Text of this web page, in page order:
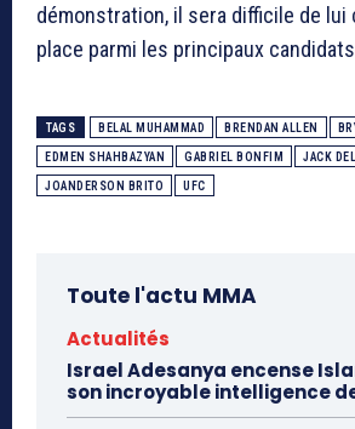
démonstration, il sera difficile de
place parmi les principaux
TAGS BELAL MUHAMMAD BRENDAN ALLEN
EDMEN SHAHBAZYAN GABRIEL BONFIM JACK
JOANDERSON BRITO UFC
Toute l'actu MMA
Actualités
Israel Adesanya encense
son incroyable intelligence